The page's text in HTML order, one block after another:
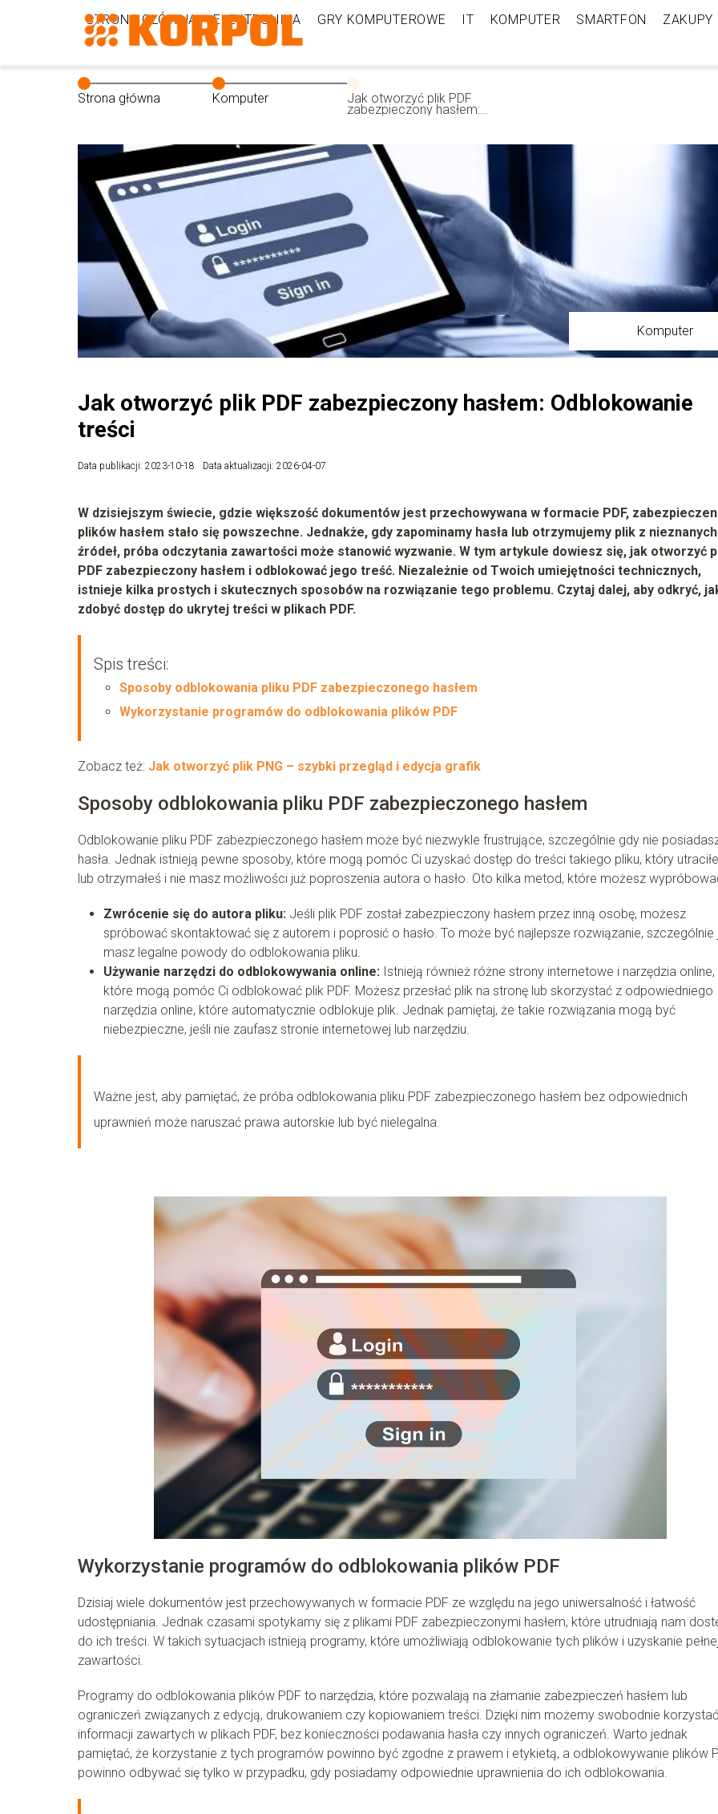
STRONA GŁÓWNA ELEKTRONIKA GRY KOMPUTEROWE IT KOMPUTER SMARTFON ZAKUPY
Strona główna Komputer Jak otworzyć plik PDF
zabezpieczony hasłem:
Odblokowanie treści
Komputer
Jak otworzyć plik PDF zabezpieczony hasłem: Odblokowanie
treści
Data publikacji: 2023-10-18 Data aktualizacji: 2026-04-07
W dzisiejszym świecie, gdzie większość dokumentów jest przechowywana w formacie PDF,
plików hasłem stało się powszechne. Jednakże, gdy zapominamy hasła lub otrzymujemy plik z nieznanych
źródeł, próba odczytania zawartości może stanowić wyzwanie. W tym artykule dowiesz się, jak otworzyć
PDF zabezpieczony hasłem i odblokować jego treść. Niezależnie od Twoich umiejętności technicznych,
istnieje kilka prostych i skutecznych sposobów na rozwiązanie tego problemu. Czytaj dalej, aby odkryć,
zdobyć dostęp do ukrytej treści w plikach PDF.
Spis treści:
Sposoby odblokowania pliku PDF zabezpieczonego hasłem
Wykorzystanie programów do odblokowania plików PDF
Zobacz też: Jak otworzyć plik PNG – szybki przegląd i edycja grafik
Sposoby odblokowania pliku PDF zabezpieczonego hasłem
Odblokowanie pliku PDF zabezpieczonego hasłem może być niezwykle frustrujące, szczególnie gdy nie
hasła. Jednak istnieją pewne sposoby, które mogą pomóc Ci uzyskać dostęp do treści takiego pliku, który
lub otrzymałeś i nie masz możliwości już poproszenia autora o hasło. Oto kilka metod, które możesz
Zwrócenie się do autora pliku: Jeśli plik PDF został zabezpieczony hasłem przez inną osobę, możesz
spróbować skontaktować się z autorem i poprosić o hasło. To może być najlepsze rozwiązanie, szczególnie
masz legalne powody do odblokowania pliku.
Używanie narzędzi do odblokowywania online: Istnieją również różne strony internetowe i narzędzia online,
które mogą pomóc Ci odblokować plik PDF. Możesz przesłać plik na stronę lub skorzystać z odpowiedniego
narzędzia online, które automatycznie odblokuje plik. Jednak pamiętaj, że takie rozwiązania mogą być
niebezpieczne, jeśli nie zaufasz stronie internetowej lub narzędziu.
Ważne jest, aby pamiętać, że próba odblokowania pliku PDF zabezpieczonego hasłem bez odpowiednich
uprawnień może naruszać prawa autorskie lub być nielegalna.
Wykorzystanie programów do odblokowania plików PDF
Dzisiaj wiele dokumentów jest przechowywanych w formacie PDF ze względu na jego uniwersalność i łatwość
udostępniania. Jednak czasami spotykamy się z plikami PDF zabezpieczonymi hasłem, które utrudniają nam
do ich treści. W takich sytuacjach istnieją programy, które umożliwiają odblokowanie tych plików i uzyskanie
zawartości.
Programy do odblokowania plików PDF to narzędzia, które pozwalają na złamanie zabezpieczeń hasłem lub
ograniczeń związanych z edycją, drukowaniem czy kopiowaniem treści. Dzięki nim możemy swobodnie
informacji zawartych w plikach PDF, bez konieczności podawania hasła czy innych ograniczeń. Warto jednak
pamiętać, że korzystanie z tych programów powinno być zgodne z prawem i etykietą, a odblokowywanie plików
powinno odbywać się tylko w przypadku, gdy posiadamy odpowiednie uprawnienia do ich odblokowania.